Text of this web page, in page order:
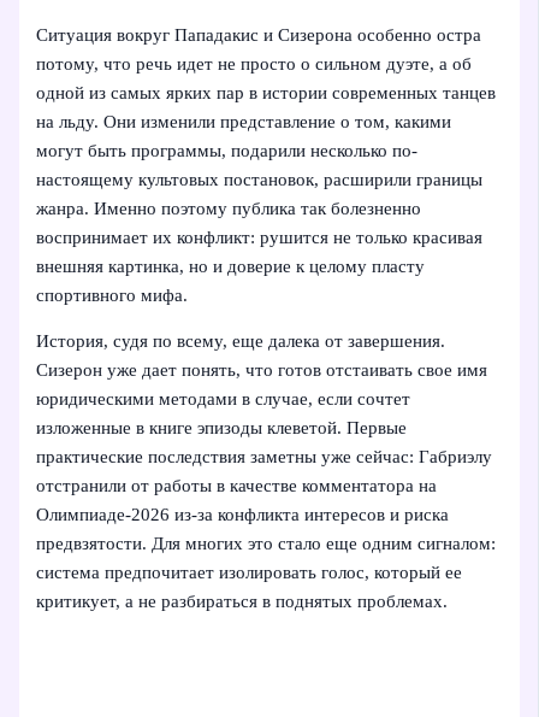
Ситуация вокруг Пападакис и Сизерона особенно остра
потому, что речь идет не просто о сильном дуэте, а об
одной из самых ярких пар в истории современных танцев
на льду. Они изменили представление о том, какими
могут быть программы, подарили несколько по-
настоящему культовых постановок, расширили границы
жанра. Именно поэтому публика так болезненно
воспринимает их конфликт: рушится не только красивая
внешняя картинка, но и доверие к целому пласту
спортивного мифа.
История, судя по всему, еще далека от завершения.
Сизерон уже дает понять, что готов отстаивать свое имя
юридическими методами в случае, если сочтет
изложенные в книге эпизоды клеветой. Первыe
практические последствия заметны уже сейчас: Габриэлу
отстранили от работы в качестве комментатора на
Олимпиаде-2026 из-за конфликта интересов и риска
предвзятости. Для многих это стало еще одним сигналом:
система предпочитает изолировать голос, который ее
критикует, а не разбираться в поднятых проблемах.